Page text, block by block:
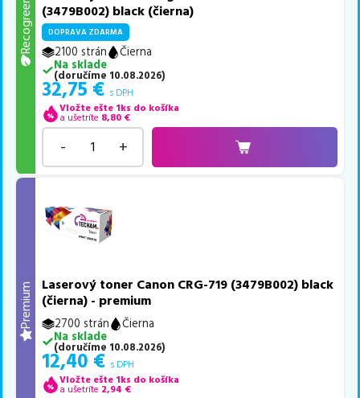
Recogreen (3479B002) black (čierna)
DOPRAVA ZDARMA
2100 strán
Čierna
Na sklade
(doručíme 10.08.2026)
32,75 € s DPH
Vložte ešte 1ks do košíka
a ušetríte 8,80 €
- +
Premium
Laserový toner Canon CRG-719 (3479B002) black
(čierna) - premium
2700 strán
Čierna
Na sklade
(doručíme 10.08.2026)
12,40 € s DPH
Vložte ešte 1ks do košíka
a ušetríte 2,94 €